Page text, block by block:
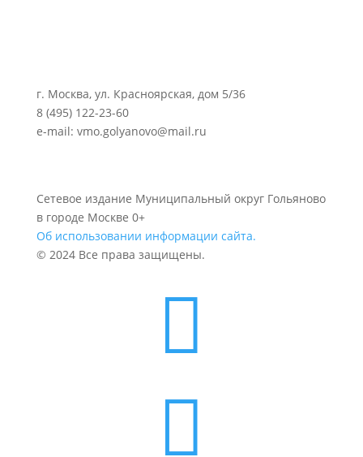
г. Москва, ул. Красноярская, дом 5/36
8 (495) 122-23-60
e-mail: vmo.golyanovo@mail.ru
Сетевое издание Муниципальный округ Гольяново
в городе Москве 0+
Об использовании информации сайта.
© 2024 Все права защищены.

